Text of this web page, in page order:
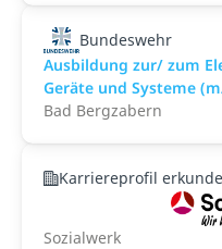
Bundeswehr
Ausbildung zur/ zum
Geräte und Systeme
Bad Bergzabern
Karriereprofil
Sozialwerk